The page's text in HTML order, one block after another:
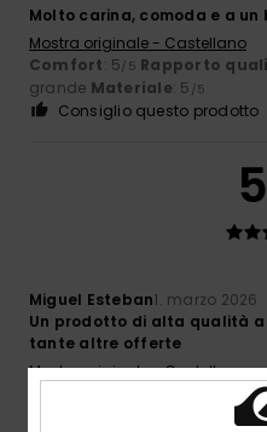
Molto carina, comoda e a un
Mostra originale - Castellano
Comfort: 5/5 Rapporto
grande Materiale: 5 /5
Consiglio questo prodotto
5
Miguel Esteban1. marzo 2026
Un prodotto di alta qualità a
tante altre offerte
Mostra originale - Castellano
Rapporto